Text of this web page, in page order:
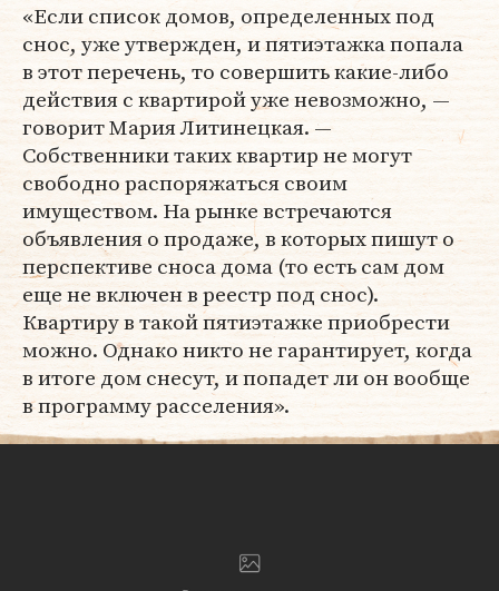
«Если список домов, определенных под
снос, уже утвержден, и пятиэтажка попала
в этот перечень, то совершить какие-либо
действия с квартирой уже невозможно, —
говорит Мария Литинецкая. —
Собственники таких квартир не могут
свободно распоряжаться своим
имуществом. На рынке встречаются
объявления о продаже, в которых пишут о
перспективе сноса дома (то есть сам дом
еще не включен в реестр под снос).
Квартиру в такой пятиэтажке приобрести
можно. Однако никто не гарантирует, когда
в итоге дом снесут, и попадет ли он вообще
в программу расселения».